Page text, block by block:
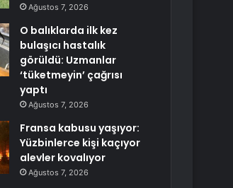
Ağustos 7, 2026
O balıklarda ilk kez
bulaşıcı hastalık
görüldü: Uzmanlar
‘tüketmeyin’ çağrısı
yaptı
Ağustos 7, 2026
Fransa kabusu yaşıyor:
Yüzbinlerce kişi kaçıyor
alevler kovalıyor
Ağustos 7, 2026